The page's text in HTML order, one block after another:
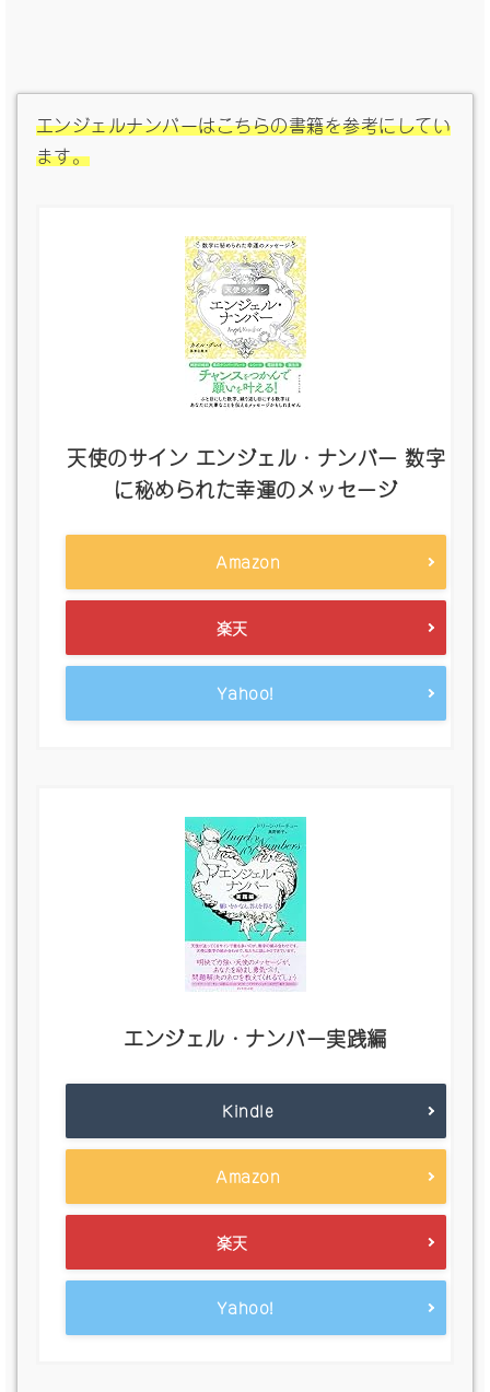
エンジェルナンバーはこちらの書籍を参考にしてい
ます。
天使のサイン エンジェル・ナンバー 数字
に秘められた幸運のメッセージ
Amazon
楽天
Yahoo!
エンジェル・ナンバー実践編
Kindle
Amazon
楽天
Yahoo!